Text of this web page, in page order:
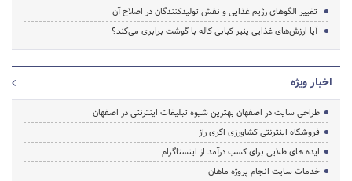
تغییر الگوهای رژیم غذایی و نقش تولیدکنندگان در اصلاح آن
آیا ارزش‌های غذایی پنیر کبابی کاله با گوشت برابری می‌کند؟
اخبار ویژه
طراحی سایت در اصفهان بهترین شیوه تبلیغات اینترنتی در اصفهان
فروشگاه اینترنتی کشاورزی اگری راز
ایده های طلایی برای کسب درآمد از اینستاگرام
خدمات سایت انجام پروژه ماهان